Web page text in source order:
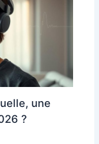
une
?